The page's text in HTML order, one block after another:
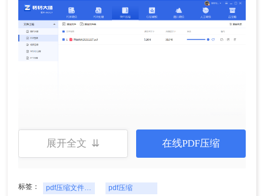
方法二、使用在线pdf压缩工具
缩工具可供选择，如Smallpdf、转转大师在线PDF
展开全文 ⇊ 在线PDF压缩
标签： pdf压缩文件怎么压缩到小于20k pdf压缩